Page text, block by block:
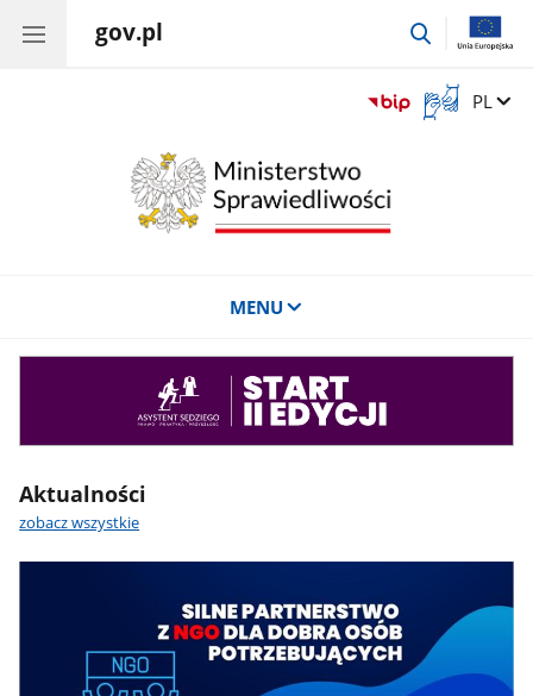
gov.pl
przejdź
Otwórz
okno
Zmień
PL
MENU
Aktualności
zobacz wszystkie